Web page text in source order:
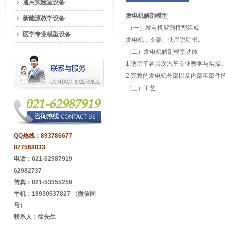
发电机解剖模型
（一）发电机解剖模型组成
发电机，支架、使用说明书。
（二）发电机解剖模型功能
1.适用于各层次汽车专业教学与实操
2.完整的发电机外部以及内部零部件
（三）工艺
通用实验室设备
新能源教学设备
医学专业模型设备
QQ热线： 893786677
877568833
电话：021-62987919
62982737
传真：021-53555259
手机：18930537827 （微信同
号）
联系人：徐先生